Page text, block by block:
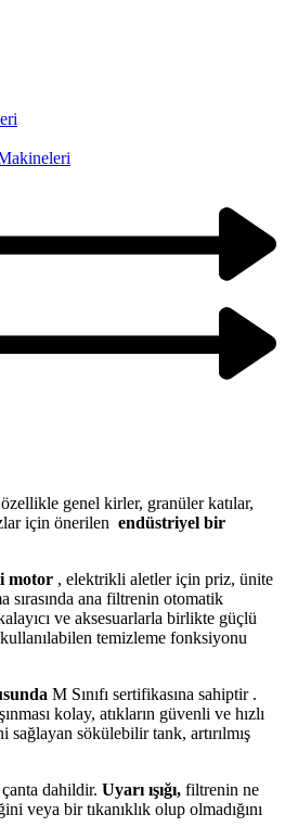
genel kirler, granüler katılar,
için önerilen endüstriyel bir
motor , elektrikli aletler için priz, ünite
sırasında ana filtrenin otomatik
ve aksesuarlarla birlikte güçlü
temizleme fonksiyonu
M Sınıfı sertifikasına sahiptir .
kolay, atıkların güvenli ve hızlı
sökülebilir tank, artırılmış
dahildir. Uyarı ışığı, filtrenin ne
veya bir tıkanıklık olup olmadığını